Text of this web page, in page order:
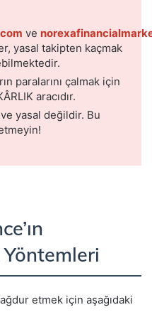
ve
yasal takipten kaçmak
paralarını çalmak için
aracıdır.
yasal değildir. Bu
Yöntemleri
etmek için aşağıdaki